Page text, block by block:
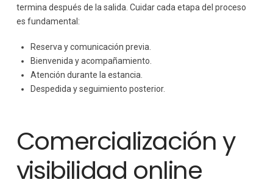
termina después de la salida. Cuidar cada etapa del proceso
es fundamental:
Reserva y comunicación previa.
Bienvenida y acompañamiento.
Atención durante la estancia.
Despedida y seguimiento posterior.
Comercialización y
visibilidad online